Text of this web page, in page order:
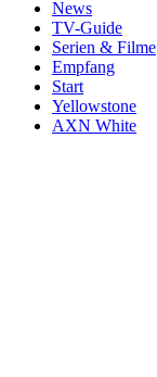
News
TV-Guide
Serien & Filme
Empfang
Start
Yellowstone
AXN White